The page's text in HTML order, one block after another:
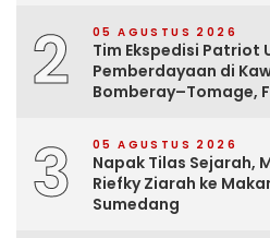
2 05 AGUSTUS 2026
Tim Ekspedisi Patriot
Pemberdayaan di
Bomberay–Tomage,
3 05 AGUSTUS 2026
Napak Tilas Sejarah,
Riefky Ziarah ke
Sumedang